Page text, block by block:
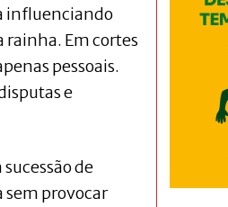
influenciando
Em cortes
pessoais.
e
de
sem provocar